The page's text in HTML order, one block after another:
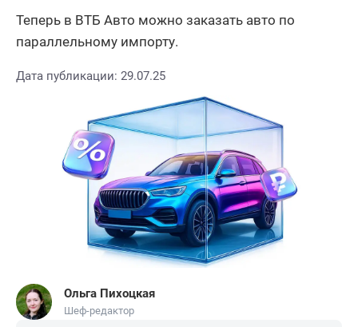
Теперь в ВТБ Авто можно заказать авто по
параллельному импорту.
Дата публикации: 29.07.25
Ольга Пихоцкая
Шеф-редактор